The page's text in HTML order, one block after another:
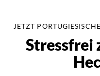
JETZT
Stressfrei